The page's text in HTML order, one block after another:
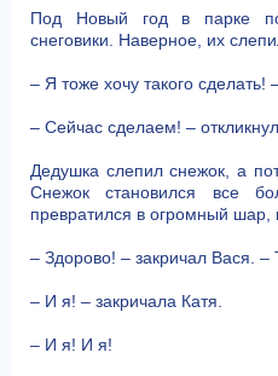
Под Новый год в парке
снеговики. Наверное, их
– Я тоже хочу такого сделать!
– Сейчас сделаем! –
Дедушка слепил снежок, а
Снежок становился все
превратился в огромный шар,
– Здорово! – закричал Вася. –
– И я! – закричала Катя.
– И я! И я!